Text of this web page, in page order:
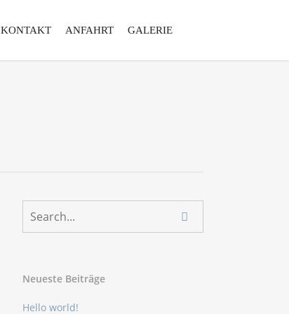
KONTAKT ANFAHRT GALERIE
Neueste Beiträge
Hello world!